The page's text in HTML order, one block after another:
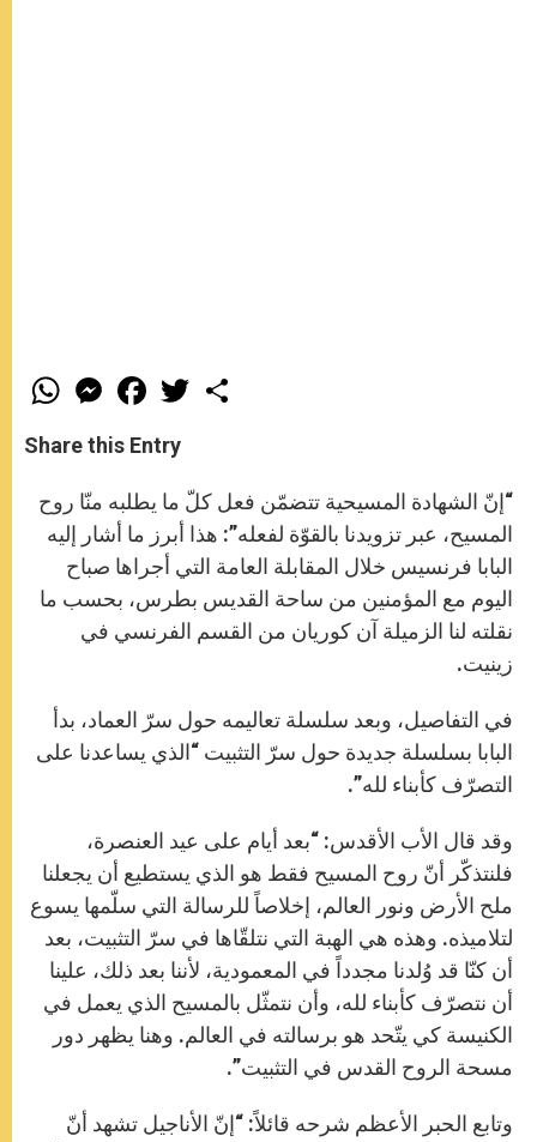
W
h
t
s
p
M
e
s
e
g
e
r
F
a
e
b
o
k
T
w
r
Share this Entry
“إنّ الشهادة المسيحية تتضمّن فعل كلّ ما يطلبه منّا روح
المسيح، عبر تزويدنا بالقوّة لفعله”: هذا أبرز ما أشار إليه
البابا فرنسيس خلال المقابلة العامة التي أجراها صباح
اليوم مع المؤمنين من ساحة القديس بطرس، بحسب ما
نقلته لنا الزميلة آن كوريان من القسم الفرنسي في
زينيت.
في التفاصيل، وبعد سلسلة تعاليمه حول سرّ العماد، بدأ
البابا بسلسلة جديدة حول سرّ التثبيت “الذي يساعدنا على
التصرّف كأبناء لله”.
وقد قال الأب الأقدس: “بعد أيام على عيد العنصرة،
فلنتذكّر أنّ روح المسيح فقط هو الذي يستطيع أن يجعلنا
ملح الأرض ونور العالم، إخلاصاً للرسالة التي سلّمها يسوع
لتلاميذه. وهذه هي الهبة التي نتلقّاها في سرّ التثبيت، بعد
أن كنّا قد وُلدنا مجدداً في المعمودية، لأننا بعد ذلك، علينا
أن نتصرّف كأبناء لله، وأن نتمثّل بالمسيح الذي يعمل في
الكنيسة كي يتّحد هو برسالته في العالم. وهنا يظهر دور
مسحة الروح القدس في التثبيت”.
وتابع الحبر الأعظم شرحه قائلاً: “إنّ الأناجيل تشهد أنّ